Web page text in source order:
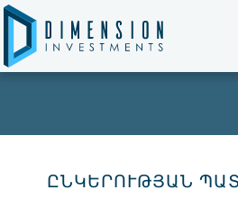
ԸՆԿԵՐՈՒԹՅԱՆ